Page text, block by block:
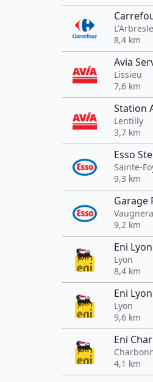
L'Arbresle
8,4 km
Avia
Lissieu
7,6 km
Station
Lentilly
3,7 km
Esso
Sainte-
9,3 km
Garage
9,2 km
Eni
Lyon
8,4 km
Eni
Lyon
9,6 km
Eni
4,1 km